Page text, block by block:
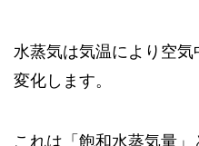
水蒸気は気温により空
変化します。
これは「飽和水蒸気量